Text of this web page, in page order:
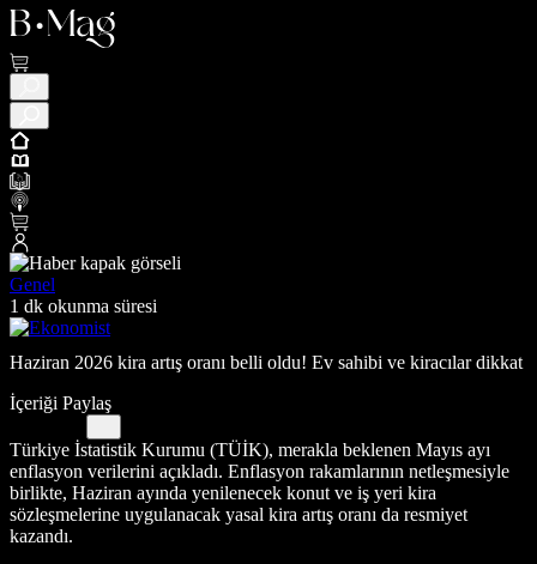
Genel
1 dk okunma süresi
Haziran 2026 kira artış oranı belli oldu! Ev sahibi ve kiracılar dikkat
İçeriği Paylaş
Türkiye İstatistik Kurumu (TÜİK), merakla beklenen Mayıs ayı
enflasyon verilerini açıkladı. Enflasyon rakamlarının netleşmesiyle
birlikte, Haziran ayında yenilenecek konut ve iş yeri kira
sözleşmelerine uygulanacak yasal kira artış oranı da resmiyet
kazandı.